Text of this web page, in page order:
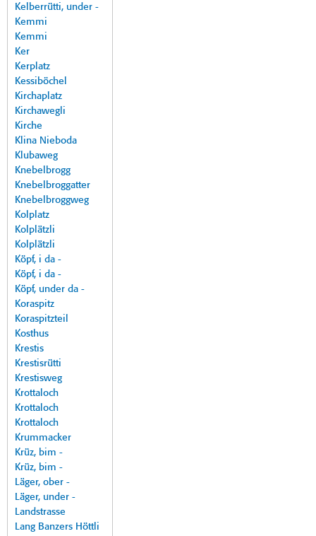
Kelberrütti, under -
Kemmi
Kemmi
Ker
Kerplatz
Kessiböchel
Kirchaplatz
Kirchawegli
Kirche
Klina Nieboda
Klubaweg
Knebelbrogg
Knebelbroggatter
Knebelbroggweg
Kolplatz
Kolplätzli
Kolplätzli
Köpf, i da -
Köpf, i da -
Köpf, under da -
Koraspitz
Koraspitzteil
Kosthus
Krestis
Krestisrütti
Krestisweg
Krottaloch
Krottaloch
Krottaloch
Krummacker
Krüz, bim -
Krüz, bim -
Läger, ober -
Läger, under -
Landstrasse
Lang Banzers Höttli